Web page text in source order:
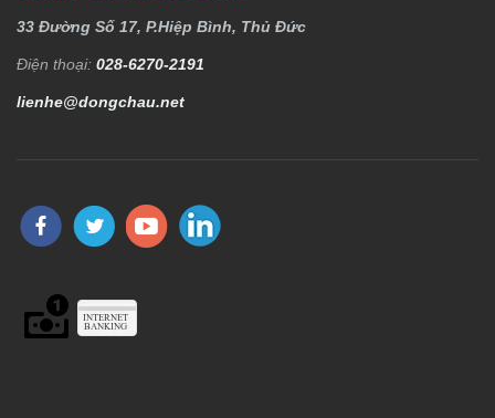
33 Đường Số 17, P.Hiệp Bình, Thủ Đức
Điện thoại: 028-6270-2191
lienhe@dongchau.net